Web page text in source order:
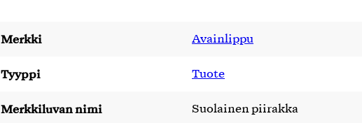
Merkki Avainlippu
Tyyppi Tuote
Merkkiluvan nimi Suolainen piirakka